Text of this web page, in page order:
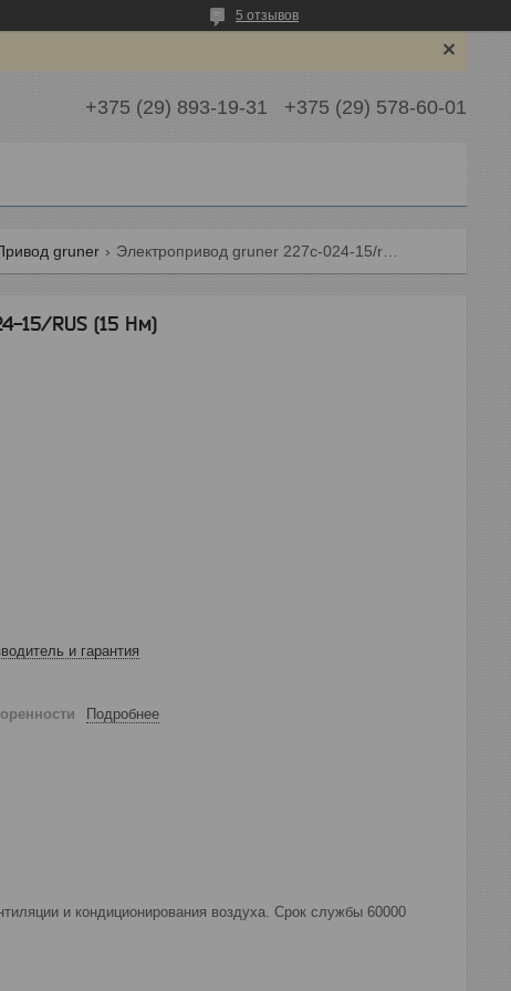
5 отзывов
+375 (29) 893-19-31 +375 (29) 578-60-01
gruner Электропривод gruner 227c-024-15/rus (15 нм)
15/RUS (15 Нм)
и гарантия
Подробнее
и кондиционирования воздуха. Срок службы 60000